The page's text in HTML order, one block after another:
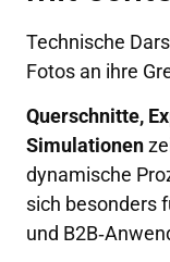
Technische
Fotos an ihre
Querschnitte,
Simulationen
dynamische
sich besonders
und